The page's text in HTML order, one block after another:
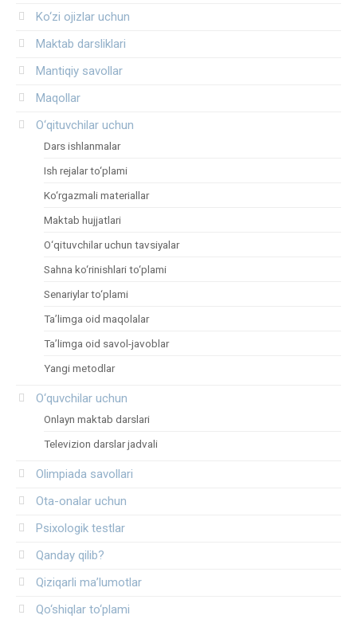
Ko‘zi ojizlar uchun
Maktab darsliklari
Mantiqiy savollar
Maqollar
O‘qituvchilar uchun
Dars ishlanmalar
Ish rejalar to‘plami
Ko‘rgazmali materiallar
Maktab hujjatlari
O‘qituvchilar uchun tavsiyalar
Sahna ko‘rinishlari to‘plami
Senariylar to‘plami
Ta’limga oid maqolalar
Ta’limga oid savol-javoblar
Yangi metodlar
O‘quvchilar uchun
Onlayn maktab darslari
Televizion darslar jadvali
Olimpiada savollari
Ota-onalar uchun
Psixologik testlar
Qanday qilib?
Qiziqarli ma’lumotlar
Qo‘shiqlar to‘plami